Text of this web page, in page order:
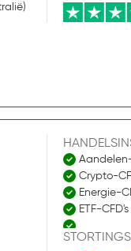
Crypto-
Energie-
ETF-CFD's